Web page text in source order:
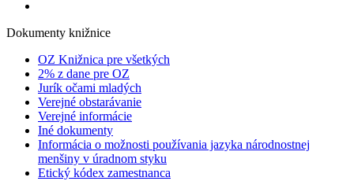
Dokumenty knižnice
OZ Knižnica pre všetkých
2% z dane pre OZ
Jurík očami mladých
Verejné obstarávanie
Verejné informácie
Iné dokumenty
Informácia o možnosti používania jazyka národnostnej
menšiny v úradnom styku
Etický kódex zamestnanca